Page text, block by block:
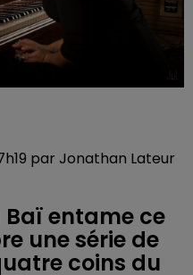
par Jonathan Lateur
Baï entame ce
une série de
coins du